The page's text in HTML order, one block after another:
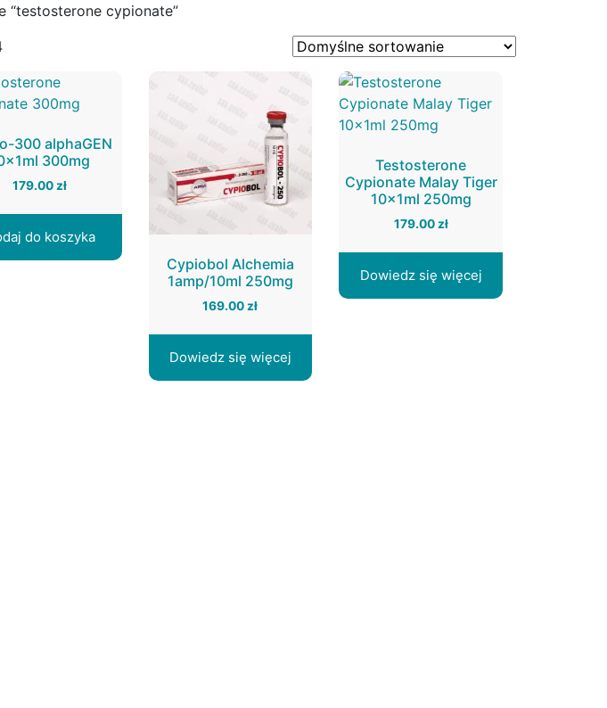
“testosterone cypionate”
300 alphaGEN
300mg
179.00 zł
do koszyka
Cypiobol Alchemia
1amp/10ml 250mg
169.00zł
Dowiedz się więcej
Testosterone
Cypionate Malay Tiger
10x1ml 250mg
179.00 zł
Dowiedz się więcej